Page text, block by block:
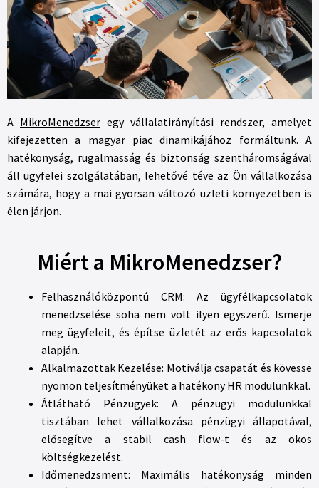
A MikroMenedzser egy vállalatirányítási rendszer, amelyet
kifejezetten a magyar piac dinamikájához formáltunk. A
hatékonyság, rugalmasság és biztonság szentháromságával
áll ügyfelei szolgálatában, lehetővé téve az Ön vállalkozása
számára, hogy a mai gyorsan változó üzleti környezetben is
élen járjon.
Miért a MikroMenedzser?
Felhasználóközpontú CRM: Az ügyfélkapcsolatok
menedzselése soha nem volt ilyen egyszerű. Ismerje
meg ügyfeleit, és építse üzletét az erős kapcsolatok
alapján.
Alkalmazottak Kezelése: Motiválja csapatát és kövesse
nyomon teljesítményüket a hatékony HR modulunkkal.
Átlátható Pénzügyek: A pénzügyi modulunkkal
tisztában lehet vállalkozása pénzügyi állapotával,
elősegítve a stabil cash flow-t és az okos
költségkezelést.
Időmenedzsment: Maximális hatékonyság minden